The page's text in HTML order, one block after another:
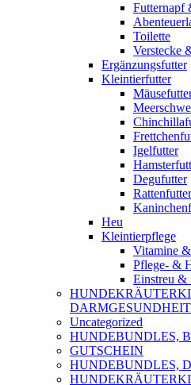
Futternapf
Toilette
Verstecke
Ergänzungsfutter
Kleintierfutter
Igelfutter
Degufutter
Rattenfutter
Heu
Kleintierpflege
Vitamine
Pflege- &
Einstreu &
DARMGESUNDHEIT
Uncategorized
HUNDEBUNDLES,
GUTSCHEIN
HUNDEBUNDLES,